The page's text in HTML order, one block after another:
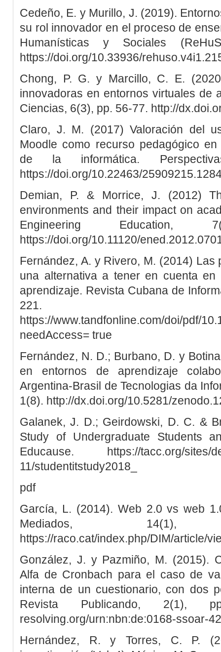
Cedeño, E. y Murillo, J. (2019).
su rol innovador en el proceso de
Humanísticas y Sociales
https://doi.org/10.33936/
Chong, P. G. y Marcillo, C. E.
innovadoras en entornos virtuales de
Ciencias, 6(3), pp. 56-77. http://
Claro, J. M. (2017) Valoración del
Moodle como recurso pedagógico
de la informática.
https://doi.org/10.22463/
Demian, P. & Morrice, J. (2012)
environments and their impact on
Engineering
https://doi.org/10.11120/
Fernández, A. y Rivero, M. (2014) Las
una alternativa a tener en cuenta
aprendizaje. Revista Cubana de
221.
https://www.tandfonline.com/doi/pdf/
needAccess= true
Fernández, N. D.; Burbano, D. y
en entornos de aprendizaje
Argentina-Brasil de Tecnologias da
1(8). http://dx.doi.org/10.5281/
Galanek, J. D.; Geirdowski, D. C. &
Study of Undergraduate Students
Educause. https://tacc.org/sites/
11/studentitstudy2018_
pdf
García, L. (2014). Web 2.0 vs web
Mediados,
https://raco.cat/index.php/DIM/article/
González, J. y Pazmiño, M. (2015).
Alfa de Cronbach para el caso de
interna de un cuestionario, con dos
Revista Publicando, 2(1),
resolving.org/urn:nbn:de:0168-ssoar-
Hernández, R. y Torres, C. P.